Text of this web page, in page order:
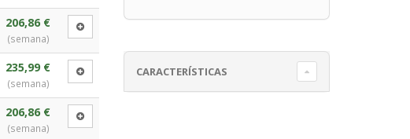
206,86 €
(semana)
235,99 €
(semana)
206,86 €
(semana)
CARACTERÍSTICAS